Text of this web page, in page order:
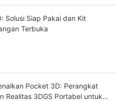
Solusi Siap Pakai dan Kit
Terbuka
Pocket 3D: Perangkat
Realitas 3DGS Portabel untuk